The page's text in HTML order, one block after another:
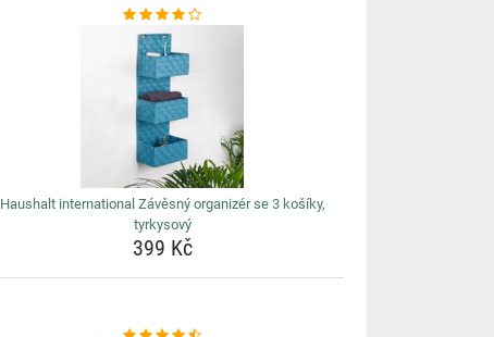
Haushalt international Závěsný organizér se 3 košíky,
tyrkysový
399 Kč